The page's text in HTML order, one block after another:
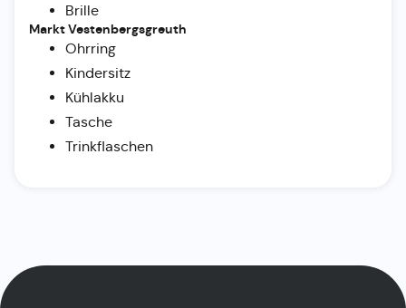
Brille
Markt Vestenbergsgreuth
Ohrring
Kindersitz
Kühlakku
Tasche
Trinkflaschen